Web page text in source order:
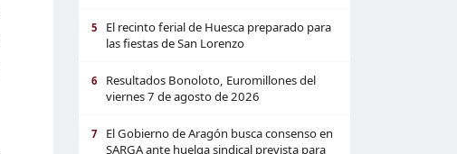
5
El recinto ferial de Huesca preparado para
las fiestas de San Lorenzo
6
Resultados Bonoloto, Euromillones del
viernes 7 de agosto de 2026
7
El Gobierno de Aragón busca consenso en
SARGA ante huelga sindical prevista para